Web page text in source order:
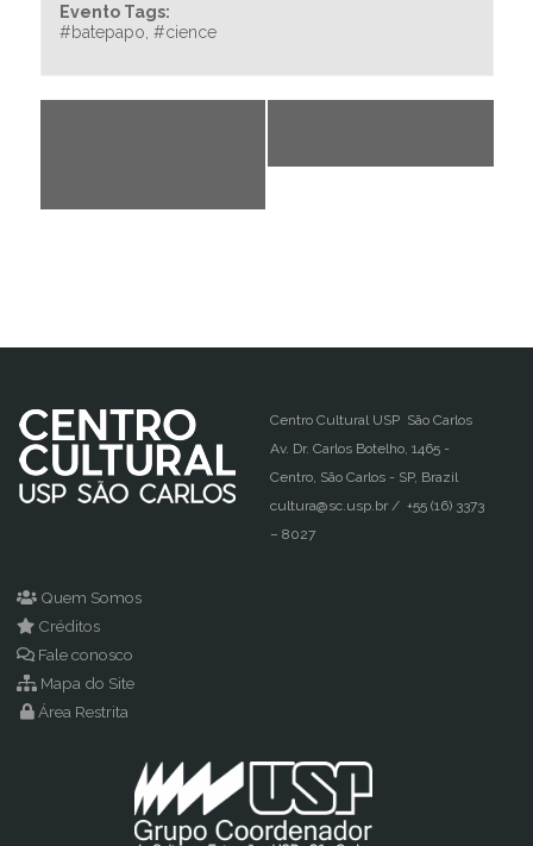
Evento Tags:
#batepapo #cience
Centro Cultural USP São Carlos
Av. Dr. Carlos Botelho, 1465 -
Centro, São Carlos - SP, Brazil
cultura@sc.usp.br / +55 (16) 3373
– 8027
Quem Somos
Créditos
Fale conosco
Mapa do Site
Área Restrita